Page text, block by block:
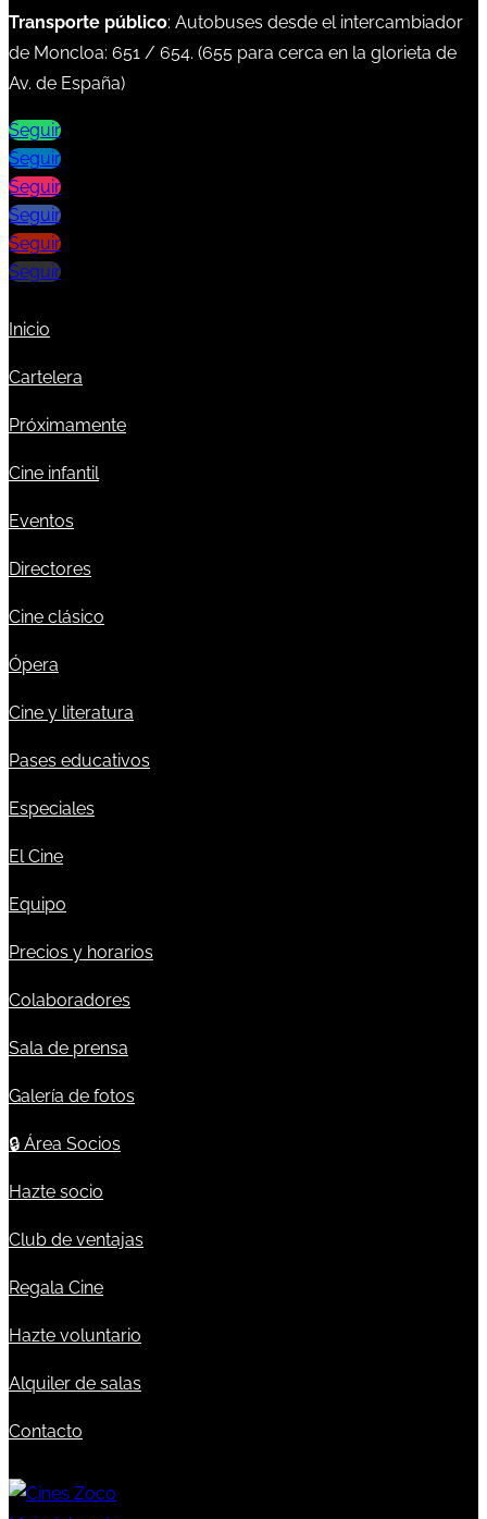
Transporte público: Autobuses desde el intercambiador
de Moncloa: 651 / 654. (655 para cerca en la glorieta de
Av. de España)
Seguir
Seguir
Seguir
Seguir
Seguir
Seguir
Inicio
Cartelera
Próximamente
Cine infantil
Eventos
Directores
Cine clásico
Ópera
Cine y literatura
Pases educativos
Especiales
El Cine
Equipo
Precios y horarios
Colaboradores
Sala de prensa
Galería de fotos
🔒 Área Socios
Hazte socio
Club de ventajas
Regala Cine
Hazte voluntario
Alquiler de salas
Contacto